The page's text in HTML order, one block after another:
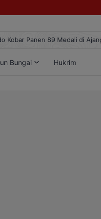
89 Medali di Ajang
Bungai Hukrim